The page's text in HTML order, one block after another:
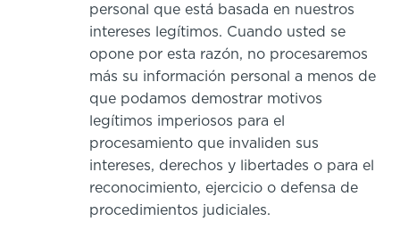
personal que está basada en nuestros
intereses legítimos. Cuando usted se
opone por esta razón, no procesaremos
más su información personal a menos de
que podamos demostrar motivos
legítimos imperiosos para el
procesamiento que invaliden sus
intereses, derechos y libertades o para el
reconocimiento, ejercicio o defensa de
procedimientos judiciales.